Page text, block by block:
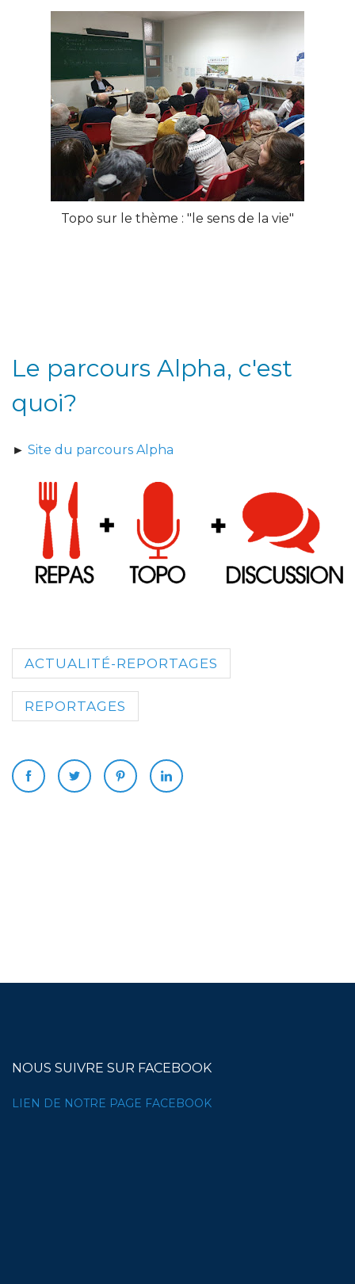
Topo sur le thème : "le sens de la vie"
Le parcours Alpha, c'est
quoi?
► Site du parcours Alpha
ACTUALITÉ-REPORTAGES
REPORTAGES
NOUS SUIVRE SUR FACEBOOK
LIEN DE NOTRE PAGE FACEBOOK